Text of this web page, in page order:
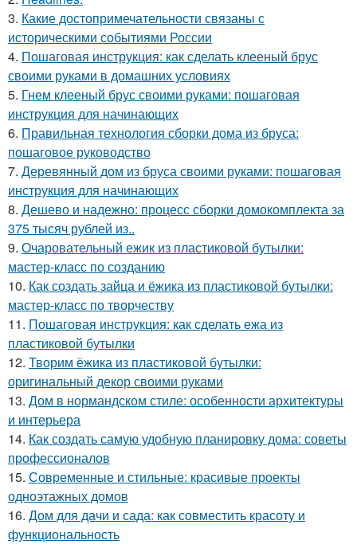
3. Какие достопримечательности связаны с
историческими событиями России
4. Пошаговая инструкция: как сделать клееный брус
своими руками в домашних условиях
5. Гнем клееный брус своими руками: пошаговая
инструкция для начинающих
6. Правильная технология сборки дома из бруса:
пошаговое руководство
7. Деревянный дом из бруса своими руками: пошаговая
инструкция для начинающих
8. Дешево и надежно: процесс сборки домокомплекта за
375 тысяч рублей из..
9. Очаровательный ежик из пластиковой бутылки:
мастер-класс по созданию
10. Как создать зайца и ёжика из пластиковой бутылки:
мастер-класс по творчеству
11. Пошаговая инструкция: как сделать ежа из
пластиковой бутылки
12. Творим ёжика из пластиковой бутылки:
оригинальный декор своими руками
13. Дом в нормандском стиле: особенности архитектуры
и интерьера
14. Как создать самую удобную планировку дома: советы
профессионалов
15. Современные и стильные: красивые проекты
одноэтажных домов
16. Дом для дачи и сада: как совместить красоту и
функциональность